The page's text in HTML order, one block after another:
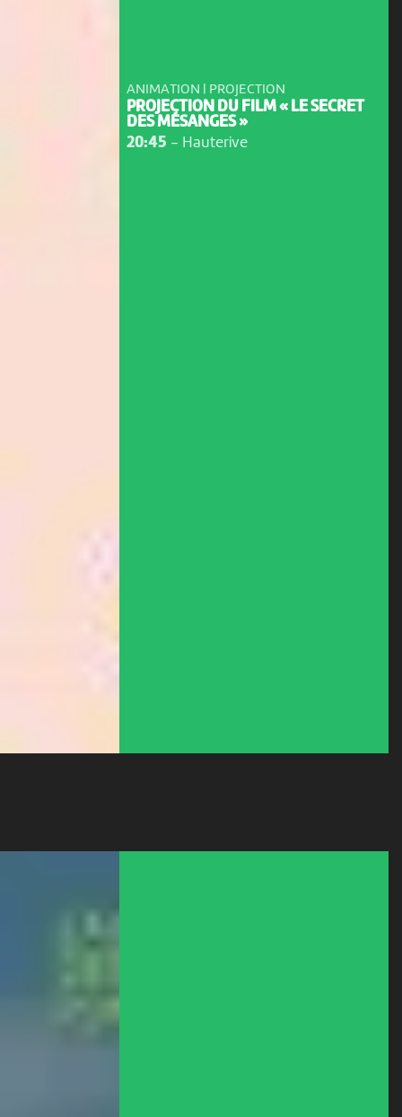
ANIMATION | PROJECTION
PROJECTION DU FILM « LE SECRET
DES MÉSANGES »
20:45 - Hauterive